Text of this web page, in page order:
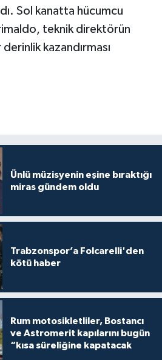
Sol kanatta hücumcu
teknik direktörün
kazandırması
Ünlü müzisyenin eşine bıraktığı
miras gündem oldu
Trabzonspor’a Folcarelli'den
kötü haber
Rum motosikletliler, Bostancı
ve Astromerit kapılarını bugün
“kısa süreliğine kapatacak